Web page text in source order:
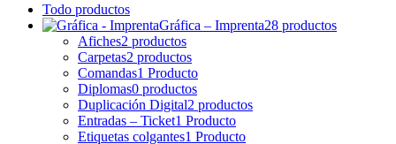
Todo productos
Gráfica – Imprenta28 productos
Afiches2 productos
Carpetas2 productos
Comandas1 Producto
Diplomas0 productos
Duplicación Digital2 productos
Entradas – Ticket1 Producto
Etiquetas colgantes1 Producto